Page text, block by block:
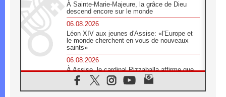
À Sainte-Marie-Majeure, la grâce de Dieu
descend encore sur le monde
06.08.2026
Léon XIV aux jeunes d'Assise: «l'Europe et
le monde cherchent en vous de nouveaux
saints»
06.08.2026
À Assise, le cardinal Pizzaballa affirme que
«les chrétiens veulent la paix»
06.08.2026